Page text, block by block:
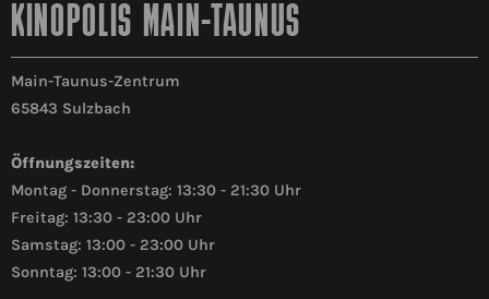
KINOPOLIS MAIN-TAUNUS
Main-Taunus-Zentrum
65843 Sulzbach
Öffnungszeiten:
Montag - Donnerstag: 13:30 - 21:30 Uhr
Freitag: 13:30 - 23:00 Uhr
Samstag: 13:00 - 23:00 Uhr
Sonntag: 13:00 - 21:30 Uhr